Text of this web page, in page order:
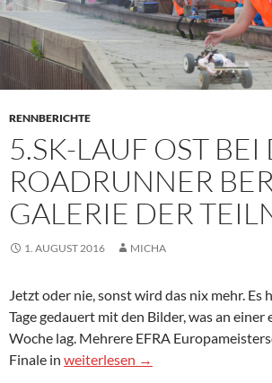
RENNBERICHTE
5.SK-LAUF OST BEI
ROADRUNNER
GALERIE DER
1. AUGUST 2016 MICHA
Jetzt oder nie, sonst wird das nix mehr. Es
Tage gedauert mit den Bilder, was an einer
Woche lag. Mehrere EFRA
Finale in 5.SK-LAUF OST BEI DEN
weiterlesen →